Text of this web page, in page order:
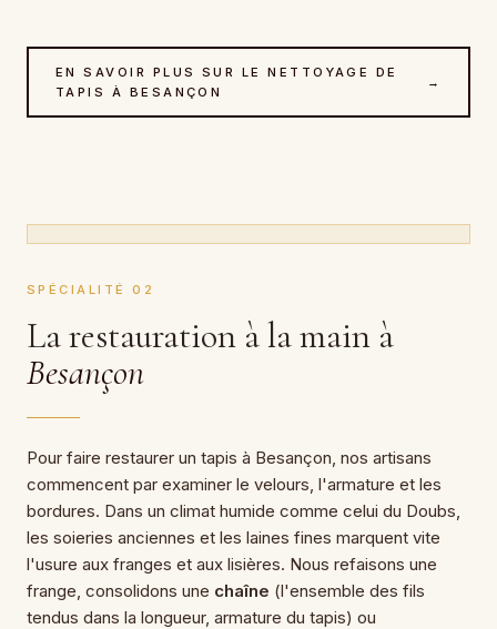
EN SAVOIR PLUS SUR LE NETTOYAGE DE
TAPIS À BESANÇON
→
SPÉCIALITÉ 02
La restauration à la main à
Besançon
Pour faire restaurer un tapis à Besançon, nos artisans
commencent par examiner le velours, l'armature et les
bordures. Dans un climat humide comme celui du Doubs,
les soieries anciennes et les laines fines marquent vite
l'usure aux franges et aux lisières. Nous refaisons une
frange, consolidons une chaîne (l'ensemble des fils
tendus dans la longueur, armature du tapis) ou